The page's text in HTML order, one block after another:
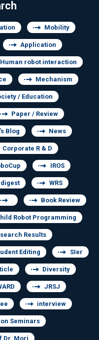
Mobility
Application
Human robot interaction
Mechanism
/ Education
Paper / Review
Blog News
Corporate R & D
IROS
WRS
Book Review
Robot Programming
Results
Editing SIer
Diversity
JRSJ
interview
Seminars
Dr. Mori